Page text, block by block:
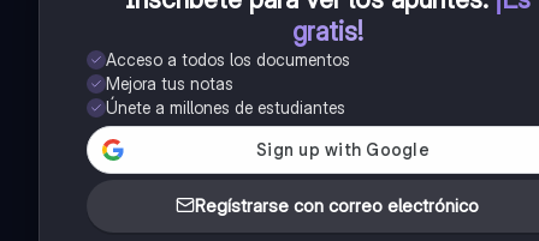
gratis!
Acceso a todos los documentos
Mejora tus notas
Únete a millones de estudiantes
Regístrarse con correo electrónico